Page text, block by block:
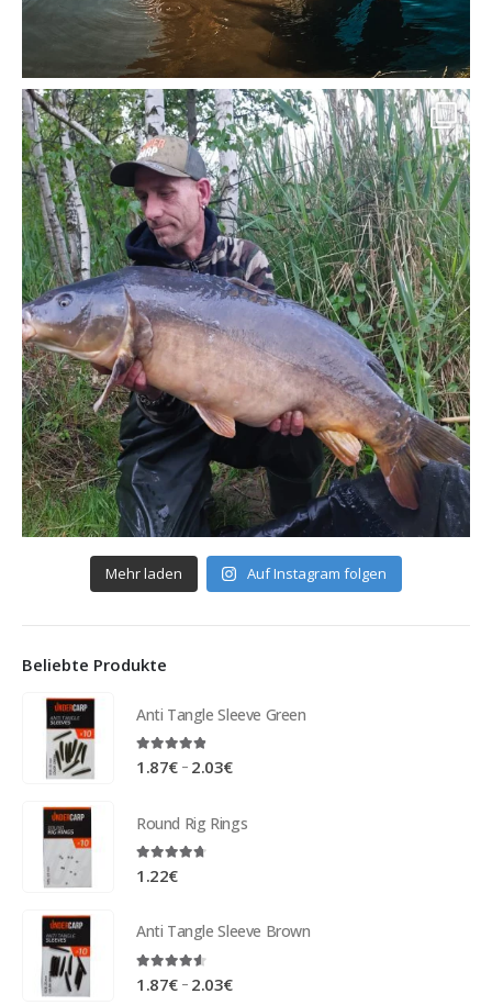
Mehr laden Auf Instagram folgen
Beliebte Produkte
Anti Tangle Sleeve Green
4.75out of 5
1.87€ – 2.03€
Round Rig Rings
4.63out of 5
1.22€
Anti Tangle Sleeve Brown
4.50out of 5
1.87€ – 2.03€